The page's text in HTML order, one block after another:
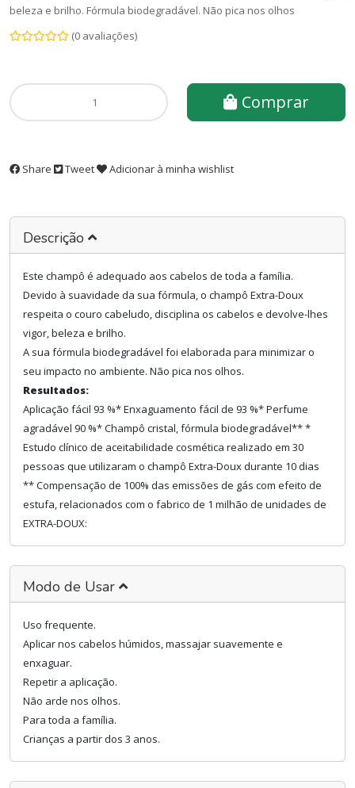
beleza e brilho. Fórmula biodegradável. Não pica nos olhos
(0 avaliações)
Comprar
Share Tweet Adicionar à minha wishlist
Descrição
Este champô é adequado aos cabelos de toda a família.
Devido à suavidade da sua fórmula, o champô Extra-Doux
respeita o couro cabeludo, disciplina os cabelos e devolve-lhes
vigor, beleza e brilho.
A sua fórmula biodegradável foi elaborada para minimizar o
seu impacto no ambiente. Não pica nos olhos.
Resultados:
Aplicação fácil 93 %* Enxaguamento fácil de 93 %* Perfume
agradável 90 %* Champô cristal, fórmula biodegradável** *
Estudo clínico de aceitabilidade cosmética realizado em 30
pessoas que utilizaram o champô Extra-Doux durante 10 dias
** Compensação de 100% das emissões de gás com efeito de
estufa, relacionados com o fabrico de 1 milhão de unidades de
EXTRA-DOUX:
Modo de Usar
Uso frequente.
Aplicar nos cabelos húmidos, massajar suavemente e
enxaguar.
Repetir a aplicação.
Não arde nos olhos.
Para toda a família.
Crianças a partir dos 3 anos.